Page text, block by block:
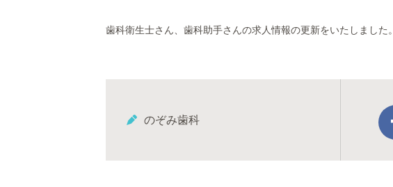
歯科衛生士さん、歯科助手さんの求人情報の更新をいたしました。
のぞみ歯科